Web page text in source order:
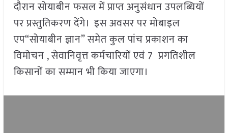
दौरान सोयाबीन फसल में प्राप्त अनुसंधान उपलब्धियों
पर प्रस्तुतिकरण देंगे। इस अवसर पर मोबाइल
एप“सोयाबीन ज्ञान” समेत कुल पांच प्रकाशन का
विमोचन , सेवानिवृत्त कर्मचारियों एवं 7 प्रगतिशील
किसानों का सम्मान भी किया जाएगा।